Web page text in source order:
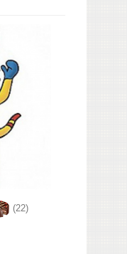
(22)